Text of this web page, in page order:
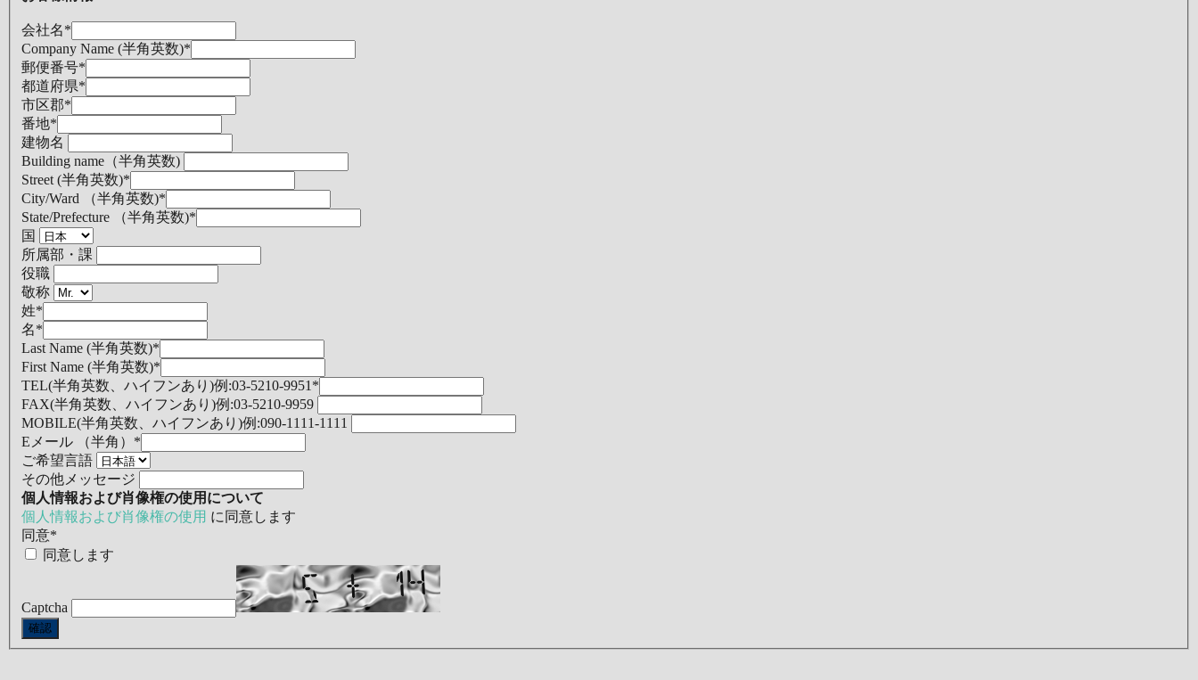
会社名*
Company Name (半角英数)*
郵便番号*
都道府県*
市区郡*
番地*
建物名
Building name（半角英数)
Street (半角英数)*
City/Ward （半角英数)*
State/Prefecture （半角英数)*
国
所属部・課
役職
敬称
姓*
名*
Last Name (半角英数)*
First Name (半角英数)*
TEL(半角英数、ハイフンあり)例:03-5210-9951 *
FAX(半角英数、ハイフンあり)例:03-5210-9959
MOBILE(半角英数、ハイフンあり)例:090-1111-1111
Eメール （半角） *
ご希望言語
その他メッセージ
個人情報および肖像権の使用について
個人情報および肖像権の使用 に同意します
同意*
同意します
Captcha